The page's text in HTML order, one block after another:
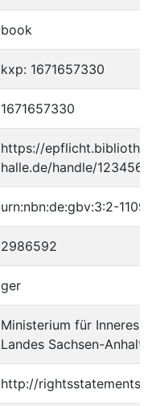
book
kxp: 1671657330
1671657330
https://
halle.de/handle/
urn:nbn:de:gbv:3:2-
2986592
ger
Ministerium für Inneres
Landes Sachsen-Anhalt
http://